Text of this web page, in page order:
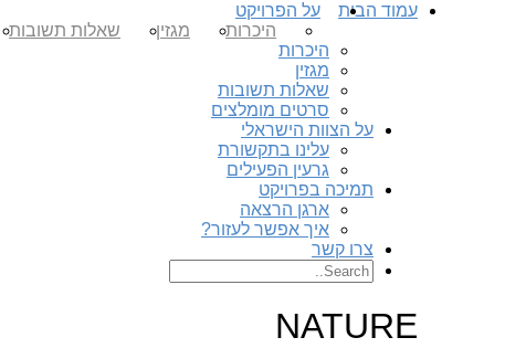
עמוד הבית
על הפרויקט
היכרות
מגזין שאלות תשובות
היכרות
מגזין
שאלות תשובות
סרטים מומלצים
על הצוות הישראלי
עלינו בתקשורת
גרעין הפעילים
תמיכה בפרויקט
ארגן הרצאה
איך אפשר לעזור?
צרו קשר
NATURE